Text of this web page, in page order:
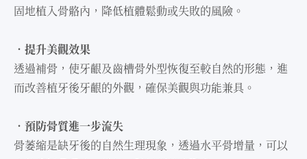
固地植入骨骼內，降低植體鬆動或失敗的風險。
．提升美觀效果
透過補骨，使牙齦及⿒槽骨外型恢復⾄較⾃然的形態，進
⽽改善植牙後牙齦的外觀，確保美觀與功能兼具。
．預防骨質進⼀步流失
骨萎縮是缺牙後的⾃然⽣理現象，透過⽔平骨增量，可以